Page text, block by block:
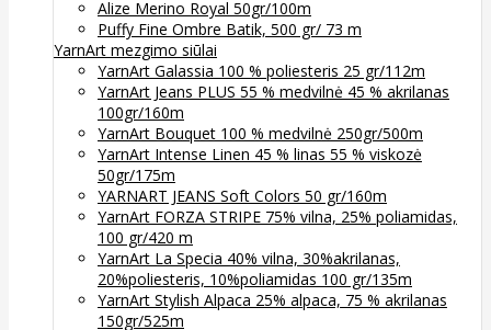
Alize Merino Royal 50gr/100m
Puffy Fine Ombre Batik, 500 gr/ 73 m
YarnArt mezgimo siūlai
YarnArt Galassia 100 % poliesteris 25 gr/112m
YarnArt Jeans PLUS 55 % medvilnė 45 % akrilanas
100gr/160m
YarnArt Bouquet 100 % medvilnė 250gr/500m
YarnArt Intense Linen 45 % linas 55 % viskozė
50gr/175m
YARNART JEANS Soft Colors 50 gr/160m
YarnArt FORZA STRIPE 75% vilna, 25% poliamidas,
100 gr/420 m
YarnArt La Specia 40% vilna, 30%akrilanas,
20%poliesteris, 10%poliamidas 100 gr/135m
YarnArt Stylish Alpaca 25% alpaca, 75 % akrilanas
150gr/525m